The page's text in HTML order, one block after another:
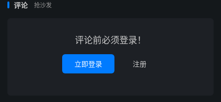
评论 抢沙发
评论前必须登录！
立即登录 注册